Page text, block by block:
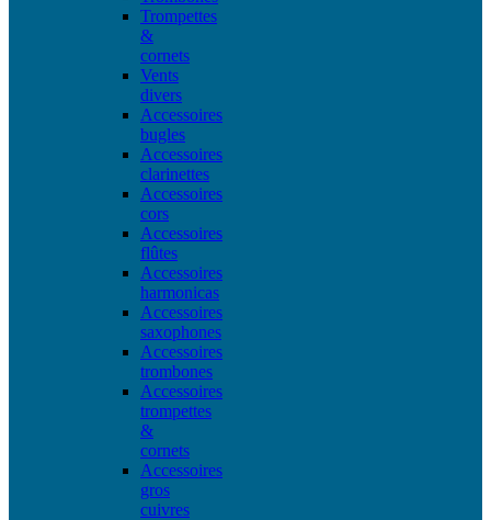
Trompettes
&
cornets
Vents
divers
Accessoires
bugles
Accessoires
clarinettes
Accessoires
cors
Accessoires
flûtes
Accessoires
harmonicas
Accessoires
saxophones
Accessoires
trombones
Accessoires
trompettes
&
cornets
Accessoires
gros
cuivres